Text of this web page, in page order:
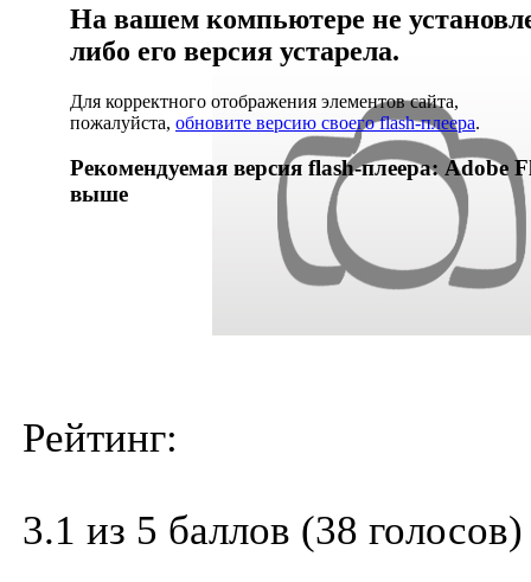
На вашем компьютере не
либо его версия устарела.
Для корректного отображения элементов сайта,
пожалуйста, обновите версию своего flash-плеера.
Рекомендуемая версия flash-плеера: Adobe
выше
Рейтинг:
3.1 из 5 баллов (38 голосов)